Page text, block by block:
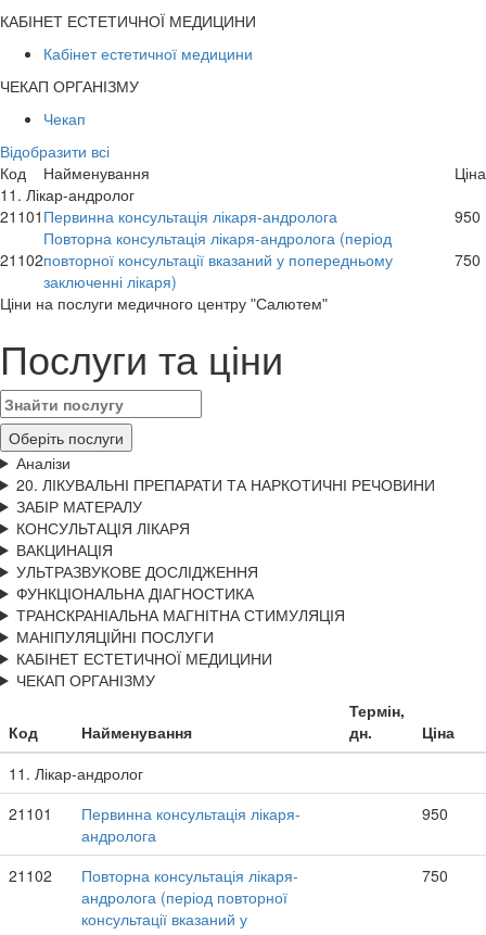
КАБІНЕТ ЕСТЕТИЧНОЇ МЕДИЦИНИ
Кабінет естетичної медицини
ЧЕКАП ОРГАНІЗМУ
Чекап
Відобразити всі
Код
Найменування
Ціна
11. Лікар-андролог
21101 Первинна консультація лікаря-андролога
950
21102
Повторна консультація лікаря-андролога (період
повторної консультації вказаний у попередньому
заключенні лікаря)
750
Цiни на послуги медичного центру "Салютем"
Послуги та ціни
Оберіть послуги
Аналізи
20. ЛІКУВАЛЬНІ ПРЕПАРАТИ ТА НАРКОТИЧНІ РЕЧОВИНИ
ЗАБІР МАТЕРАЛУ
КОНСУЛЬТАЦІЯ ЛІКАРЯ
ВАКЦИНАЦІЯ
УЛЬТРАЗВУКОВЕ ДОСЛІДЖЕННЯ
ФУНКЦІОНАЛЬНА ДІАГНОСТИКА
ТРАНСКРАНІАЛЬНА МАГНІТНА СТИМУЛЯЦІЯ
МАНІПУЛЯЦІЙНІ ПОСЛУГИ
КАБІНЕТ ЕСТЕТИЧНОЇ МЕДИЦИНИ
ЧЕКАП ОРГАНІЗМУ
Код Найменування
Термін,
дн.
Ціна
11. Лікар-андролог
21101
Первинна консультація лікаря-
андролога
950
21102
Повторна консультація лікаря-
андролога (період повторної
консультації вказаний у
750